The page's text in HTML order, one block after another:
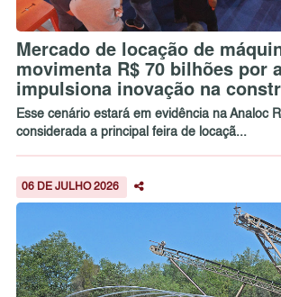
Mercado de locação de
movimenta R$ 70 bilhões por
impulsiona inovação na
Esse cenário estará em evidência na Analoc
considerada a principal feira de locaçã...
06 DE JULHO 2026